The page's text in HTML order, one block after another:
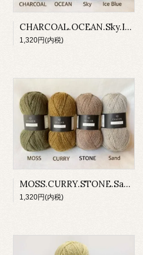
CHARCOAL.OCEAN.Sky.Ice Blue(HIGHLAND WOOL)
1,320円(内税)
MOSS.CURRY.STONE.Sand(HIGHLAND WOOL)
1,320円(内税)